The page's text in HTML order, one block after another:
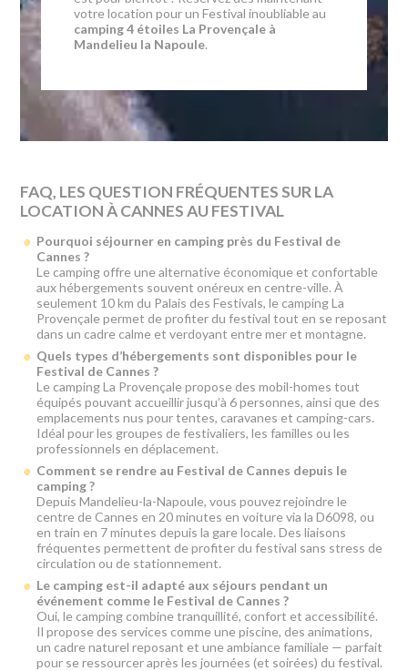
votre location pour un Festival inoubliable au
camping 4 étoiles La Provençale à
Mandelieu la Napoule.
FAQ, LES QUESTION FRÉQUENTES SUR LA
LOCATION À CANNES AU FESTIVAL
Pourquoi séjourner en camping près du Festival de
Cannes ?
Le camping offre une alternative économique et confortable
aux hébergements souvent onéreux en centre-ville. À
seulement 10 km du Palais des Festivals, le camping La
Provençale permet de profiter du festival tout en se reposant
dans un cadre calme et verdoyant entre mer et montagne.
Quels types d’hébergements sont disponibles pour le
Festival de Cannes ?
Le camping La Provençale propose des mobil-homes tout
équipés pouvant accueillir jusqu’à 6 personnes, ainsi que des
emplacements nus pour tentes, caravanes et camping-cars.
Idéal pour les groupes de festivaliers, les familles ou les
professionnels en déplacement.
Comment se rendre au Festival de Cannes depuis le
camping ?
Depuis Mandelieu-la-Napoule, vous pouvez rejoindre le
centre de Cannes en 20 minutes en voiture via la D6098, ou
en train en 7 minutes depuis la gare locale. Des liaisons
fréquentes permettent de profiter du festival sans stress de
circulation ou de stationnement.
Le camping est-il adapté aux séjours pendant un
événement comme le Festival de Cannes ?
Oui, le camping combine tranquillité, confort et accessibilité.
Il propose des services comme une piscine, des animations,
un cadre naturel reposant et une ambiance familiale — parfait
pour se ressourcer après les journées (et soirées) du festival.